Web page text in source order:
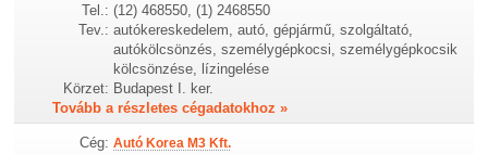
Tel.: (12) 468550, (1) 2468550
Tev.: autókereskedelem, autó, gépjármű, szolgáltató,
autókölcsönzés, személygépkocsi, személygépkocsik
kölcsönzése, lízingelése
Körzet: Budapest I. ker.
Tovább a részletes cégadatokhoz »
Cég: Autó Korea M3 Kft.